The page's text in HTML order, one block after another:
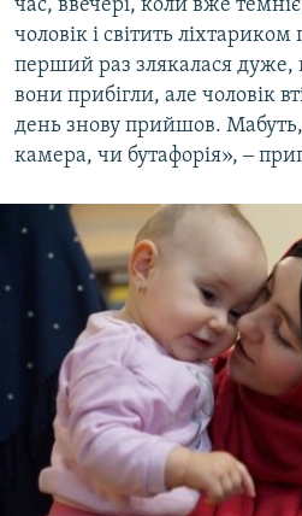
час, ввечері, коли вже
чоловік і світить
перший раз злякалася дуже,
вони прибігли, але чоловік
день знову прийшов.
камера, чи бутафорія», ‒